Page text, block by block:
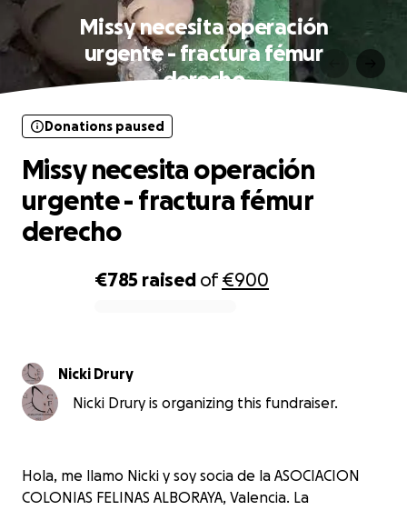
Missy necesita operación
urgente - fractura fémur
derecho
€785 raised of€900
Donations paused
Missy necesita operación
urgente - fractura fémur
derecho
Nicki Drury
Nicki Drury is organizing this fundraiser.
Hola, me llamo Nicki y soy socia de la ASOCIACION
COLONIAS FELINAS ALBORAYA, Valencia. La